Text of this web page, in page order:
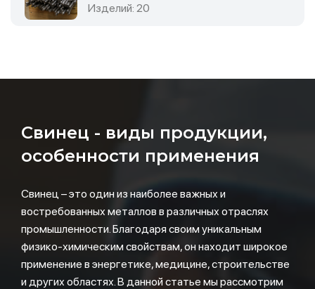
Изделий: 20
Свинец - виды продукции,
особенности применения
Свинец – это один из наиболее важных и
востребованных металлов в различных отраслях
промышленности. Благодаря своим уникальным
физико-химическим свойствам, он находит широкое
применение в энергетике, медицине, строительстве
и других областях. В данной статье мы рассмотрим